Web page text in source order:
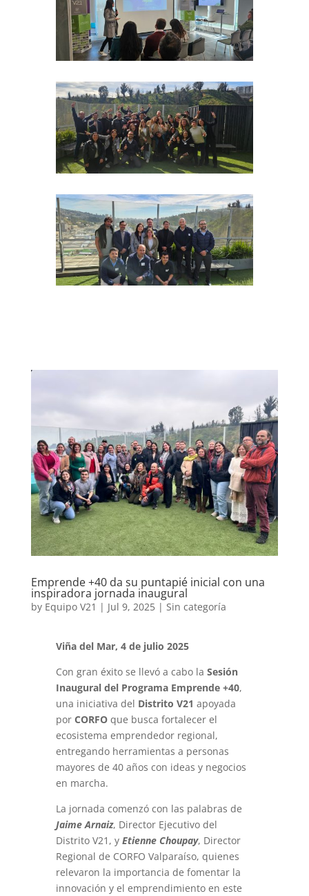
Emprende +40 da su puntapié inicial con una
inspiradora jornada inaugural
by Equipo V21 | Jul 9, 2025| Sin categoría
Viña del Mar, 4 de julio 2025
Con gran éxito se llevó a cabo la Sesión
Inaugural del Programa Emprende +40,
una iniciativa del Distrito V21 apoyada
por CORFOque busca fortalecer el
ecosistema emprendedor regional,
entregando herramientas a personas
mayores de 40 años con ideas y negocios
en marcha.
La jornada comenzó con las palabras de
Jaime Arnaiz, Director Ejecutivo del
Distrito V21, y Etienne Choupay, Director
Regional de CORFO Valparaíso, quienes
relevaron la importancia de fomentar la
innovación y el emprendimiento en este